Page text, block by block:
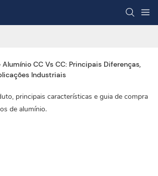
Alumínio CC Vs CC: Principais Diferenças,
Industriais
principais características e guia de compra
de alumínio.